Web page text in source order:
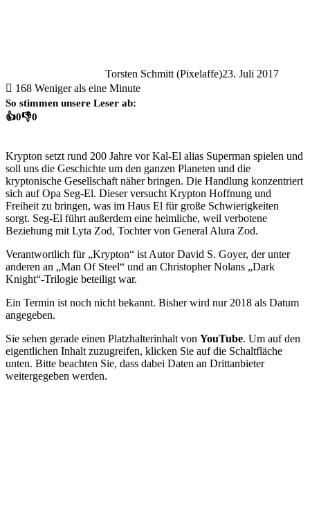
Torsten Schmitt (Pixelaffe)23. Juli 2017
168 Weniger als eine Minute
So stimmen unsere Leser ab:
👍0👎0
Krypton setzt rund 200 Jahre vor Kal-El alias Superman spielen und
soll uns die Geschichte um den ganzen Planeten und die
kryptonische Gesellschaft näher bringen. Die Handlung konzentriert
sich auf Opa Seg-El. Dieser versucht Krypton Hoffnung und
Freiheit zu bringen, was im Haus El für große Schwierigkeiten
sorgt. Seg-El führt außerdem eine heimliche, weil verbotene
Beziehung mit Lyta Zod, Tochter von General Alura Zod.
Verantwortlich für „Krypton“ ist Autor David S. Goyer, der unter
anderen an „Man Of Steel“ und an Christopher Nolans „Dark
Knight“-Trilogie beteiligt war.
Ein Termin ist noch nicht bekannt. Bisher wird nur 2018 als Datum
angegeben.
Sie sehen gerade einen Platzhalterinhalt von YouTube. Um auf den
eigentlichen Inhalt zuzugreifen, klicken Sie auf die Schaltfläche
unten. Bitte beachten Sie, dass dabei Daten an Drittanbieter
weitergegeben werden.